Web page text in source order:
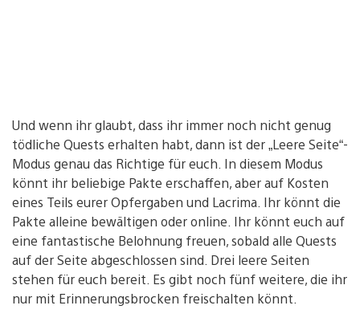
Und wenn ihr glaubt, dass ihr immer noch nicht genug
tödliche Quests erhalten habt, dann ist der „Leere Seite“-
Modus genau das Richtige für euch. In diesem Modus
könnt ihr beliebige Pakte erschaffen, aber auf Kosten
eines Teils eurer Opfergaben und Lacrima. Ihr könnt die
Pakte alleine bewältigen oder online. Ihr könnt euch auf
eine fantastische Belohnung freuen, sobald alle Quests
auf der Seite abgeschlossen sind. Drei leere Seiten
stehen für euch bereit. Es gibt noch fünf weitere, die ihr
nur mit Erinnerungsbrocken freischalten könnt.